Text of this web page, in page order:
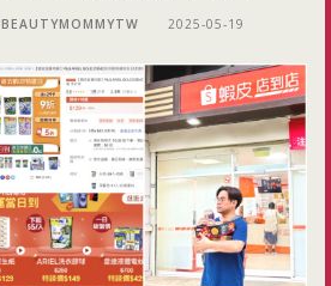
BEAUTYMOMMYTW 2025-05-19